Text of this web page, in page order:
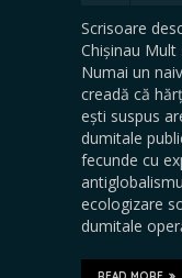
Scrisoare
Chișinau
Numai un
creadă că
ești suspus
dumitale
fecunde cu
ecologizare
dumitale